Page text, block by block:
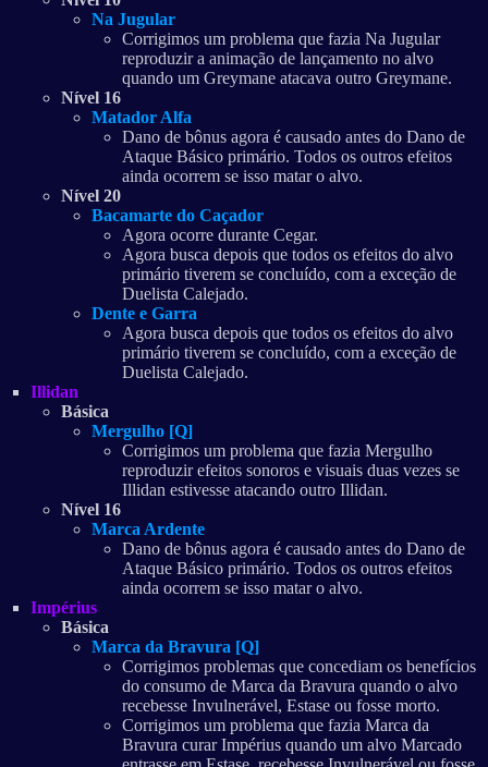
Na Jugular
Corrigimos um problema que fazia Na Jugular
reproduzir a animação de lançamento no alvo
quando um Greymane atacava outro Greymane.
Nível 16
Matador Alfa
Dano de bônus agora é causado antes do Dano de
Ataque Básico primário. Todos os outros efeitos
ainda ocorrem se isso matar o alvo.
Nível 20
Bacamarte do Caçador
Agora ocorre durante Cegar.
Agora busca depois que todos os efeitos do alvo
primário tiverem se concluído, com a exceção de
Duelista Calejado.
Dente e Garra
Agora busca depois que todos os efeitos do alvo
primário tiverem se concluído, com a exceção de
Duelista Calejado.
Illidan
Básica
Mergulho [Q]
Corrigimos um problema que fazia Mergulho
reproduzir efeitos sonoros e visuais duas vezes se
Illidan estivesse atacando outro Illidan.
Nível 16
Marca Ardente
Dano de bônus agora é causado antes do Dano de
Ataque Básico primário. Todos os outros efeitos
ainda ocorrem se isso matar o alvo.
Impérius
Básica
Marca da Bravura [Q]
Corrigimos problemas que concediam os benefícios
do consumo de Marca da Bravura quando o alvo
recebesse Invulnerável, Estase ou fosse morto.
Corrigimos um problema que fazia Marca da
Bravura curar Impérius quando um alvo Marcado